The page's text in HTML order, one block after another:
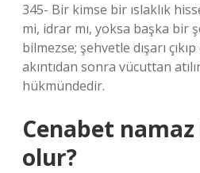
345- Bir kimse bir ıslaklık
mi, idrar mı, yoksa başka bir
bilmezse; şehvetle dışarı çıkıp
akıntıdan sonra vücuttan
hükmündedir.
Cenabet namaz
olur?